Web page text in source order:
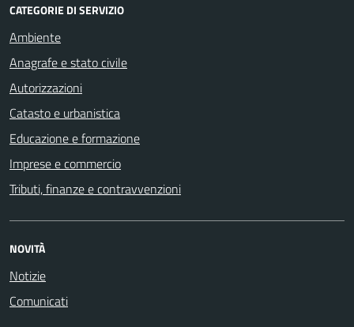
CATEGORIE DI SERVIZIO
Ambiente
Anagrafe e stato civile
Autorizzazioni
Catasto e urbanistica
Educazione e formazione
Imprese e commercio
Tributi, finanze e contravvenzioni
NOVITÀ
Notizie
Comunicati